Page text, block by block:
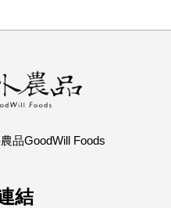
品GoodWill Foods
結